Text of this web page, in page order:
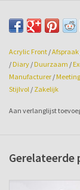
achterzijde.
Formaat: 121br x
Acrylic Front /Afspraak
/ Diary / Duurzaam /
Manufacturer / Meeting
Stijlvol / Zakelijk
Aan verlanglijst
Gerelateerde